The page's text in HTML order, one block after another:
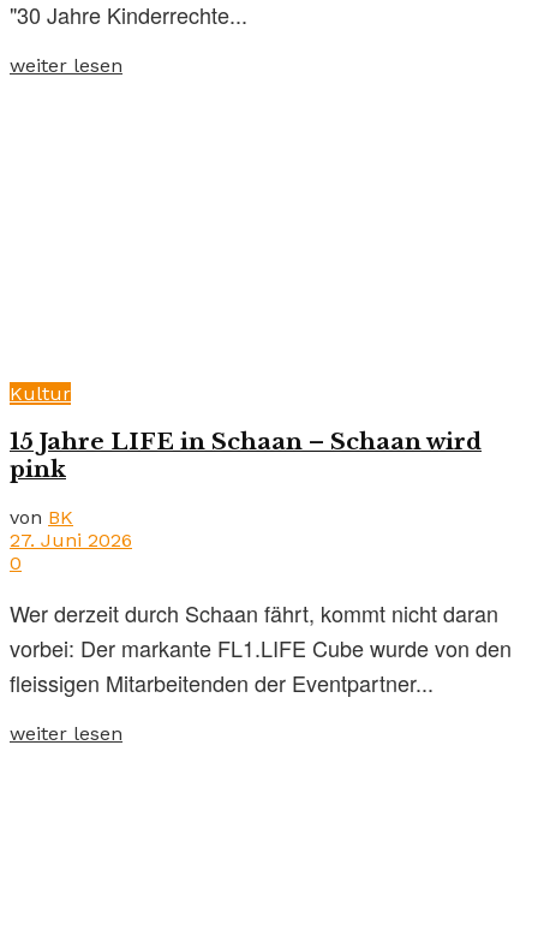
"30 Jahre Kinderrechte...
weiter lesen
Kultur
15 Jahre LIFE in Schaan – Schaan wird
pink
von BK
27. Juni 2026
0
Wer derzeit durch Schaan fährt, kommt nicht daran
vorbei: Der markante FL1.LIFE Cube wurde von den
fleissigen Mitarbeitenden der Eventpartner...
weiter lesen